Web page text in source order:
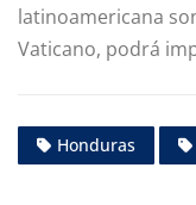
latinoamericana
Vaticano, podrá
Honduras